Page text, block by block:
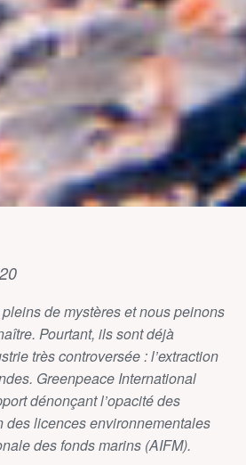
de mystères et nous peinons
Pourtant, ils sont déjà
très controversée : l’extraction
Greenpeace International
dénonçant l’opacité des
des licences environnementales
des fonds marins (AIFM).